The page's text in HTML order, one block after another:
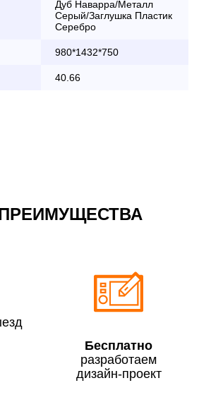
Дуб Наварра/Металл
Серый/Заглушка Пластик
Серебро
980*1432*750
40.66
2 000 руб.
области с 8:30 до 18:00
Бесплатно
разработаем
дизайн-проект